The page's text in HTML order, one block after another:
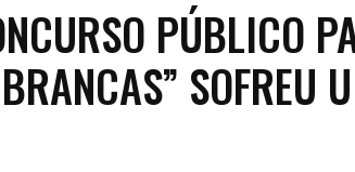
PÚBLICO
SOFREU